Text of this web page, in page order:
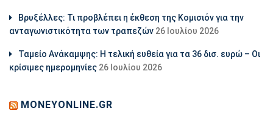
Βρυξέλλες: Τι προβλέπει η έκθεση της Κομισιόν για την
ανταγωνιστικότητα των τραπεζών 26 Ιουλίου 2026
Ταμείο Ανάκαμψης: Η τελική ευθεία για τα 36 δισ. ευρώ – Οι
κρίσιμες ημερομηνίες 26 Ιουλίου 2026
MONEYONLINE.GR